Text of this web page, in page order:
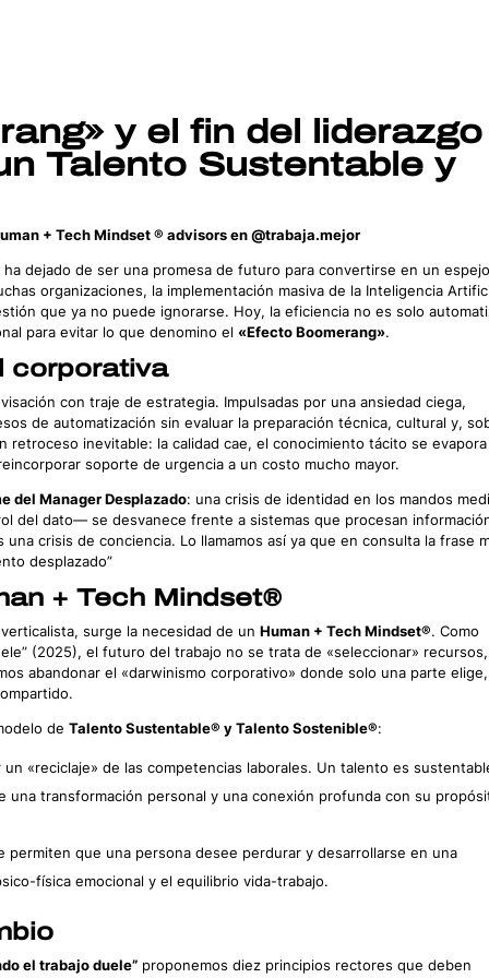
y el fin del liderazgo
Talento Sustentable y
+ Tech Mindset ® advisors en @trabaja.mejor
dejado de ser una promesa de futuro para convertirse en un
organizaciones, la implementación masiva de la Inteligencia
que ya no puede ignorarse. Hoy, la eficiencia no es solo
para evitar lo que denomino el«Efecto Boomerang».
corporativa
con traje de estrategia. Impulsadas por una ansiedad ciega,
de automatización sin evaluar la preparación técnica, cultural y,
retroceso inevitable: la calidad cae, el conocimiento tácito se
soporte de urgencia a un costo mucho mayor.
del Manager Desplazado: una crisis de identidad en los mandos
del dato— se desvanece frente a sistemas que procesan
crisis de conciencia. Lo llamamos así ya que en consulta la frase
desplazado”
+ Tech Mindset®
surge la necesidad de unHuman + Tech Mindset®. Como
(2025), el futuro del trabajo no se trata de «seleccionar»
abandonar el «darwinismo corporativo» donde solo una parte elige,
deTalento Sustentable® y Talento Sostenible®:
un «reciclaje» de las competencias laborales. Un talento es
una transformación personal y una conexión profunda con su
permiten que una persona desee perdurar y desarrollarse en una
física emocional y el equilibrio vida-trabajo.
el trabajo duele” proponemos diez principios rectores que deben